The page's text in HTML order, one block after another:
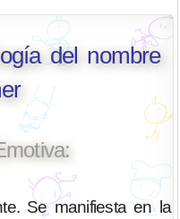
del nombre
Se manifiesta en la